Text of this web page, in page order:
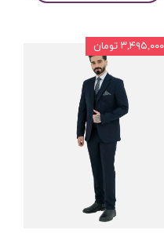
۳,۴۹۵,۰۰۰ تومان